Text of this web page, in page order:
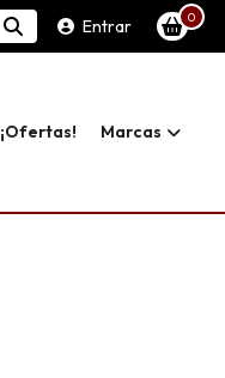
Entrar 0
¡ofertas! Marcas